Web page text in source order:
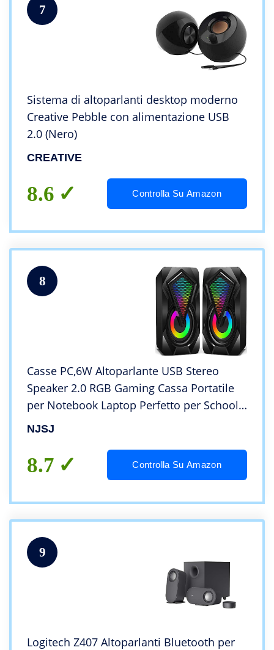
7
Sistema di altoparlanti desktop moderno
Creative Pebble con alimentazione USB
2.0 (Nero)
CREATIVE
8.6 Controlla Su Amazon
8
Casse PC,6W Altoparlante USB Stereo
Speaker 2.0 RGB Gaming Cassa Portatile
per Notebook Laptop Perfetto per School
Home Party Giochi
NJSJ
8.7 Controlla Su Amazon
9
Logitech Z407 Altoparlanti Bluetooth per